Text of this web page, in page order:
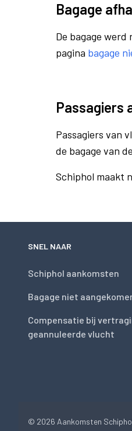
Bagage
De bagage
pagina bagage
Passagiers
Passagiers van
de bagage van
Schiphol maakt
SNEL NAAR
Schiphol aankomsten
Bagage niet
Compensatie bij
geannuleerde vlucht
© 2026 Aankomsten